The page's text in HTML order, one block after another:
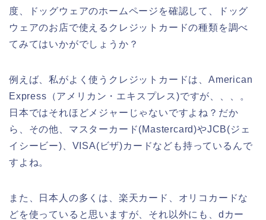
度、ドッグウェアのホームページを確認して、ドッグ
ウェアのお店で使えるクレジットカードの種類を調べ
てみてはいかがでしょうか？
例えば、私がよく使うクレジットカードは、American
Express（アメリカン・エキスプレス)ですが、、、。
日本ではそれほどメジャーじゃないですよね？だか
ら、その他、マスターカード(Mastercard)やJCB(ジェ
イシービー)、VISA(ビザ)カードなども持っているんで
すよね。
また、日本人の多くは、楽天カード、オリコカードな
どを使っていると思いますが、それ以外にも、dカー